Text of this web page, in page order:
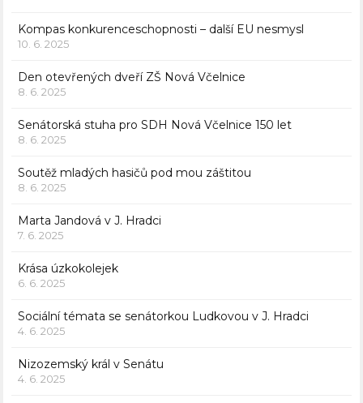
Kompas konkurenceschopnosti – další EU nesmysl
10. 6. 2025
Den otevřených dveří ZŠ Nová Včelnice
8. 6. 2025
Senátorská stuha pro SDH Nová Včelnice 150 let
8. 6. 2025
Soutěž mladých hasičů pod mou záštitou
8. 6. 2025
Marta Jandová v J. Hradci
7. 6. 2025
Krása úzkokolejek
6. 6. 2025
Sociální témata se senátorkou Ludkovou v J. Hradci
4. 6. 2025
Nizozemský král v Senátu
4. 6. 2025